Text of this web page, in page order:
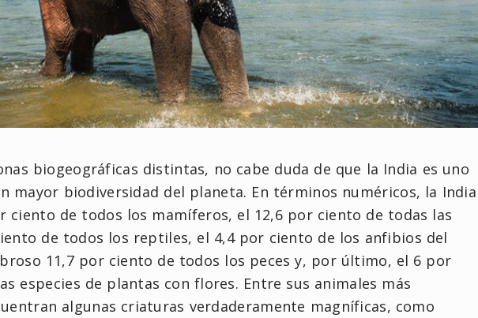
biogeográficas distintas, no cabe duda de que la India es uno
mayor biodiversidad del planeta. En términos numéricos, la India
ciento de todos los mamíferos, el 12,6 por ciento de todas las
de todos los reptiles, el 4,4 por ciento de los anfibios del
11,7 por ciento de todos los peces y, por último, el 6 por
especies de plantas con flores. Entre sus animales más
algunas criaturas verdaderamente magníficas, como